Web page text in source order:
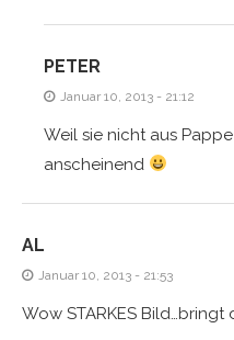
PETER
Januar 10, 2013 - 21:12
Weil sie nicht aus
anscheinend
AL
Januar 10, 2013 - 21:53
Wow STARKES Bild…bringt